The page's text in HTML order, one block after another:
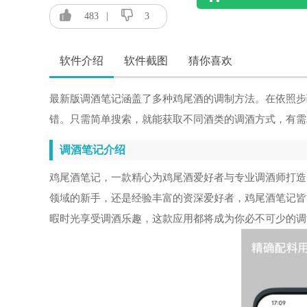
483 3
软件介绍 软件截图 猜你喜欢
最新版调酒笔记涵盖了多种鸡尾酒的调制方法。在依照
错。只需简单搜索，就能获取不同酒类的调酒方式，有
调酒笔记介绍
鸡尾酒笔记，一款精心为鸡尾酒爱好者与专业调酒师打
领域的新手，还是经验丰富的资深爱好者，鸡尾酒笔记
暇时光享受调酒乐趣，这款应用都将成为你必不可少的